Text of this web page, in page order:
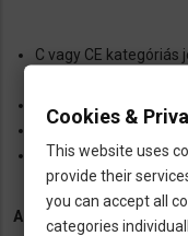
C vagy CE kategóriás
GKI kártya
Digitális
Német nyelv
Amit a cégünk kínál
Cookies &
This website uses
provide their
you can accept all
categories